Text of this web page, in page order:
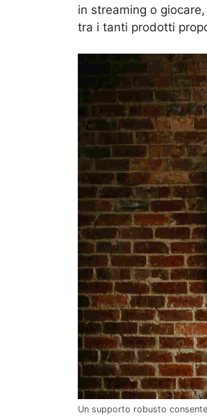
in streaming o
tra i tanti prodotti
Un supporto robusto